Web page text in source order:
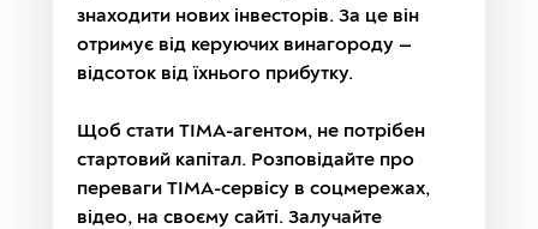
знаходити нових інвесторів. За це він
отримує від керуючих винагороду —
відсоток від їхнього прибутку.
Щоб стати TIMA-агентом, не потрібен
стартовий капітал. Розповідайте про
переваги TIMA-сервісу в соцмережах,
відео, на своєму сайті. Залучайте